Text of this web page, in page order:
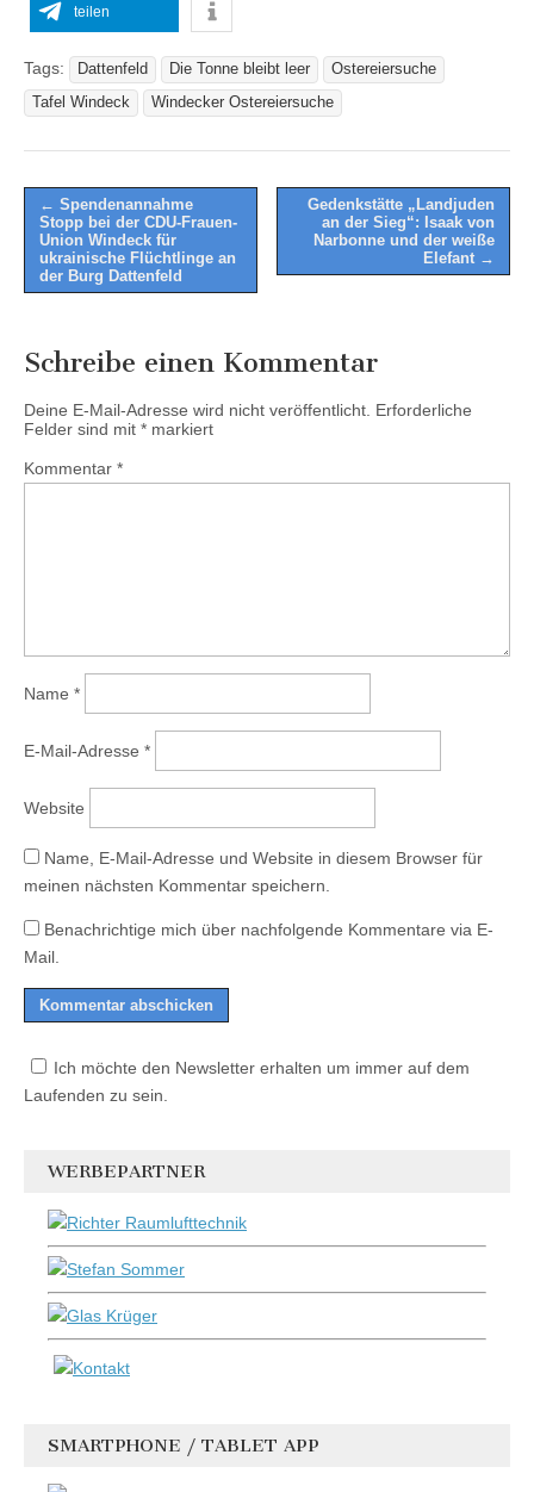
teilen
Tags: Dattenfeld Die Tonne bleibt leer
Ostereiersuche
Tafel Windeck
Windecker Ostereiersuche
Post
navigation
← Spendenannahme
Stopp bei der CDU-Frauen-
Union Windeck für
ukrainische Flüchtlinge an
der Burg Dattenfeld
Gedenkstätte „Landjuden
an der Sieg“: Isaak von
Narbonne und der weiße
Elefant →
Schreibe einen Kommentar
Deine E-Mail-Adresse wird nicht veröffentlicht. Erforderliche
Felder sind mit * markiert
Kommentar *
Name *
E-Mail-Adresse *
Website
Name, E-Mail-Adresse und Website in diesem Browser für
meinen nächsten Kommentar speichern.
Benachrichtige mich über nachfolgende Kommentare via E-
Mail.
Ich möchte den Newsletter erhalten um immer auf dem
Laufenden zu sein.
WERBEPARTNER
SMARTPHONE / TABLET APP